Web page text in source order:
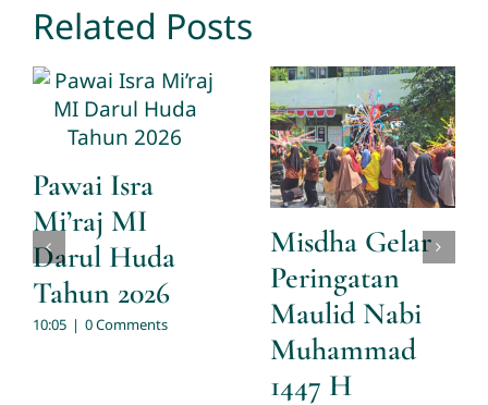
Related Posts
Pawai Isra
Mi’raj MI
Darul Huda
Tahun 2026
10:05 | 0 Comments
Misdha Gelar
Peringatan
Maulid Nabi
Muhammad
1447 H